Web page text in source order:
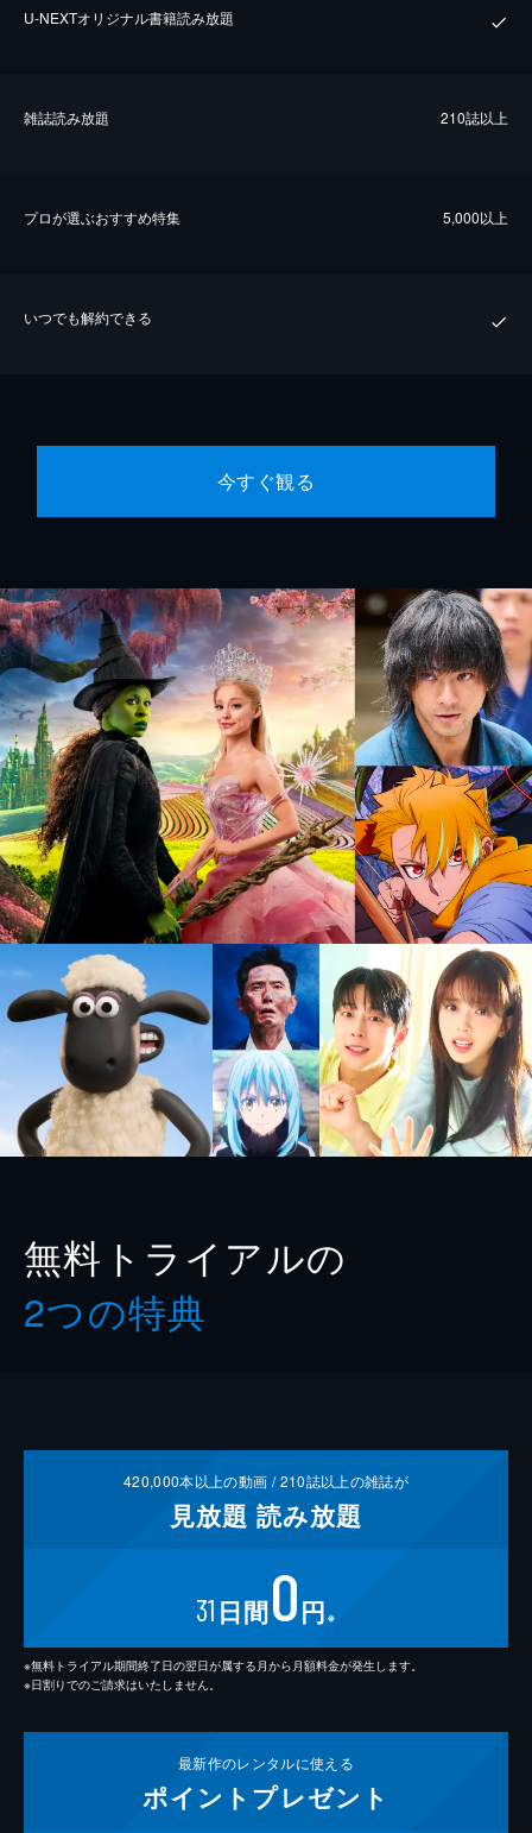
U-NEXTオリジナル書籍読み放題
雑誌読み放題 210誌以上
プロが選ぶおすすめ特集 5,000以上
いつでも解約できる
今すぐ観る
無料トライアルの
2つの特典
420,000本以上の動画 /210誌以上の雑誌が
見放題 読み放題
31 日間0円 ※
※無料トライアル期間終了日の翌日が属する月から月額料金が発生します。
※日割りでのご請求はいたしません。
最新作のレンタルに使える
ポイント プレゼント